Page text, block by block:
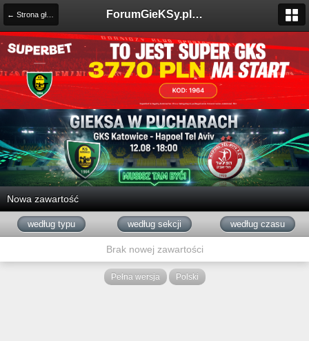
← Strona główna ForumGieKSy.pl - Oficjalne forum kibiców GKS Katowice
Nowa zawartość
według typu według sekcji według czasu
Brak nowej zawartości
Pełna wersja Polski